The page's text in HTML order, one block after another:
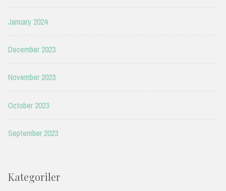
January 2024
December 2023
November 2023
October 2023
September 2023
Kategoriler